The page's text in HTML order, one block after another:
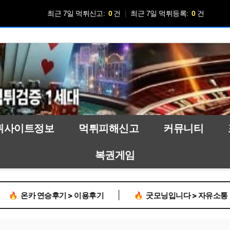
최근 7일 먹튀신고: 0 건 | 최근 7일 먹튀등록: 0 건
사이트정보 먹튀피해신고 커뮤니티
복권게임
연승후기 > 이용후기|🔥 굿모닝입니다 > 자유소통|